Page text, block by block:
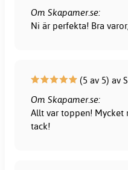
Om Skapamer.se:
Ni är perfekta! Bra
(5 av 5) av
Om Skapamer.se:
Allt var toppen! Mycket
tack!